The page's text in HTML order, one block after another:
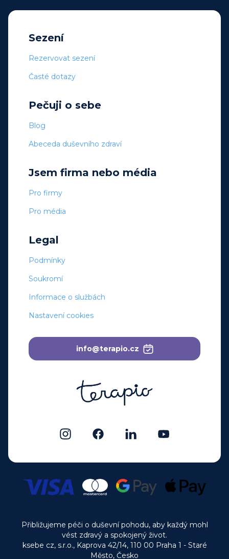
Sezení
Rezervovat sezení
Časté dotazy
Pečuji o sebe
Blog
Abeceda duševního zdraví
Jsem firma nebo média
Pro firmy
Pro média
Legal
Podmínky
Soukromí
Informace o službách
Nastavení cookies
info@terapio.cz
Přibližujeme péči o duševní pohodu, aby každý mohl
vést zdravý a spokojený život.
ksebe cz, s.r.o., Kaprova 42/14, 110 00 Praha 1 - Staré
Město, Česko